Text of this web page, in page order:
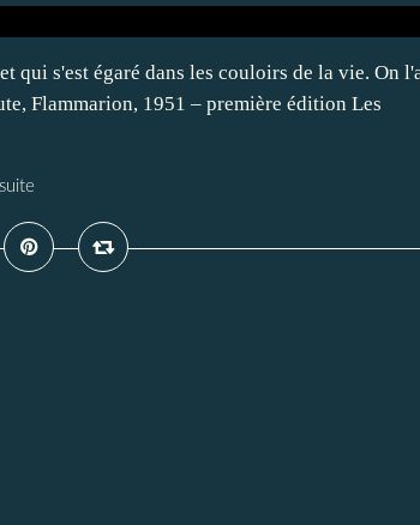
qui s'est égaré dans les couloirs de la vie. On
Flammarion, 1951 – première édition Les